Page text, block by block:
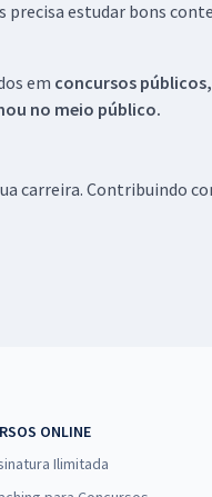
estudar bons
em concursos
no meio público.
carreira. Contribuindo
ONLINE
Ilimitada